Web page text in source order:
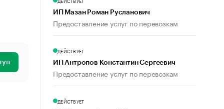
ИП Мазан Роман Русланович
Предоставление услуг по перевозкам
ДЕЙСТВУЕТ
ИП Антропов Константин Сергеевич
Предоставление услуг по перевозкам
ДЕЙСТВУЕТ